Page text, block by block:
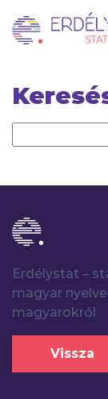
Erdélystat –
magyar
magyarokról
Vissza